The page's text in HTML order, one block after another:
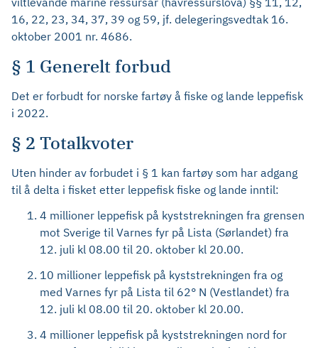
16, 22, 23, 34, 37, 39 og 59, jf. delegeringsvedtak 16.
oktober 2001 nr. 4686.
§ 1 Generelt forbud
Det er forbudt for norske fartøy å fiske og lande leppefisk
i 2022.
§ 2 Totalkvoter
Uten hinder av forbudet i § 1 kan fartøy som har adgang
til å delta i fisket etter leppefisk fiske og lande inntil:
4 millioner leppefisk på kyststrekningen fra grensen
mot Sverige til Varnes fyr på Lista (Sørlandet) fra
12. juli kl 08.00 til 20. oktober kl 20.00.
10 millioner leppefisk på kyststrekningen fra og
med Varnes fyr på Lista til 62° N (Vestlandet) fra
12. juli kl 08.00 til 20. oktober kl 20.00.
4 millioner leppefisk på kyststrekningen nord for